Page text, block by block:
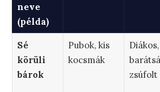
neve
(példa)
Sé
körüli
bárok
Pubok, kis
kocsmák
Diákos,
zsúfolt